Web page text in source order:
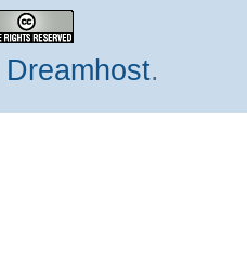
Dreamhost.